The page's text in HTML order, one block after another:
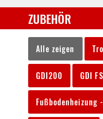
ZUBEHÖR
Alle zeigen
GDI200 GDI
Fußbodenheizung